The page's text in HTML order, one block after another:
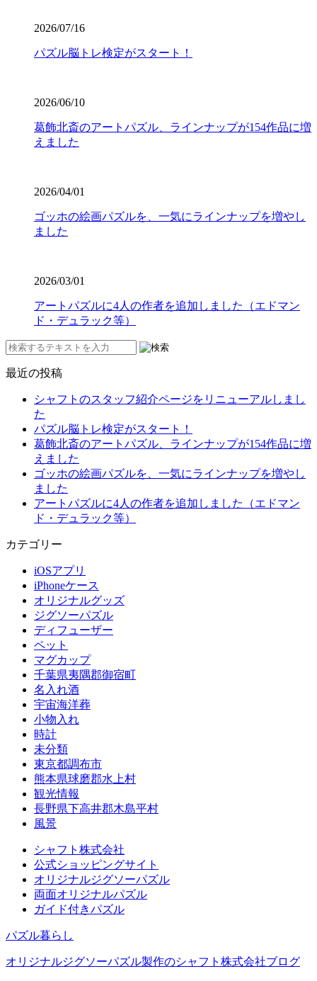
2026/07/16
パズル脳トレ検定がスタート！
2026/06/10
葛飾北斎のアートパズル、ラインナップが154作品に増
えました
2026/04/01
ゴッホの絵画パズルを、一気にラインナップを増やし
ました
2026/03/01
アートパズルに4人の作者を追加しました（エドマン
ド・デュラック等）
最近の投稿
シャフトのスタッフ紹介ページをリニューアルしまし
た
パズル脳トレ検定がスタート！
葛飾北斎のアートパズル、ラインナップが154作品に増
えました
ゴッホの絵画パズルを、一気にラインナップを増やし
ました
アートパズルに4人の作者を追加しました（エドマン
ド・デュラック等）
カテゴリー
iOSアプリ
iPhoneケース
オリジナルグッズ
ジグソーパズル
ディフューザー
ペット
マグカップ
千葉県夷隅郡御宿町
名入れ酒
宇宙海洋葬
小物入れ
時計
未分類
東京都調布市
熊本県球磨郡水上村
観光情報
長野県下高井郡木島平村
風景
シャフト株式会社
公式ショッピングサイト
オリジナルジグソーパズル
両面オリジナルパズル
ガイド付きパズル
パズル暮らし
オリジナルジグソーパズル製作のシャフト株式会社ブログ